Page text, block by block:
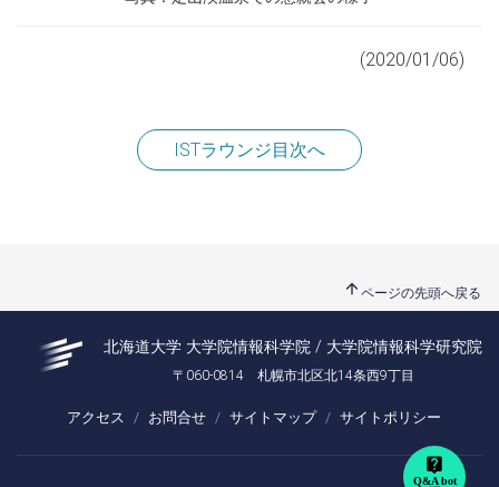
(2020/01/06)
ISTラウンジ目次へ
arrow_upward ページの先頭へ戻る
live_help
Q&A bot
北海道大学 大学院情報科学院 / 大学院情報科学研究院
〒060-0814 札幌市北区北14条西9丁目
アクセス お問合せ サイトマップ サイトポリシー